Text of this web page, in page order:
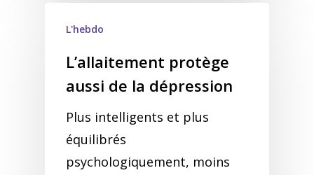
L'hebdo
L’allaitement protège
aussi de la dépression
Plus intelligents et plus
équilibrés
psychologiquement, moins